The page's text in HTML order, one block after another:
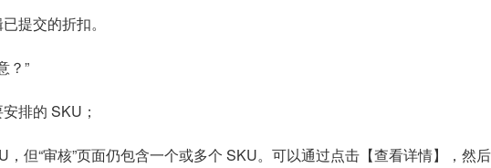
提交的折扣。
？”
排的 SKU；
但“审核”页面仍包含一个或多个 SKU。可以通过点击【查看详情】，然后